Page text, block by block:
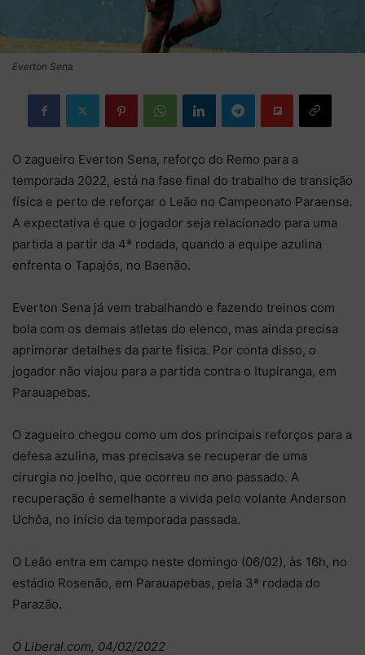
Everton Sena
O zagueiro Everton Sena, reforço do Remo para a
temporada 2022, está na fase final do trabalho de transição
física e perto de reforçar o Leão no Campeonato Paraense.
A expectativa é que o jogador seja relacionado para uma
partida a partir da 4ª rodada, quando a equipe azulina
enfrenta o Tapajós, no Baenão.
Everton Sena já vem trabalhando e fazendo treinos com
bola com os demais atletas do elenco, mas ainda precisa
aprimorar detalhes da parte física. Por conta disso, o
jogador não viajou para a partida contra o Itupiranga, em
Parauapebas.
O zagueiro chegou como um dos principais reforços para a
defesa azulina, mas precisava se recuperar de uma
cirurgia no joelho, que ocorreu no ano passado. A
recuperação é semelhante a vivida pelo volante Anderson
Uchôa, no início da temporada passada.
O Leão entra em campo neste domingo (06/02), às 16h, no
estádio Rosenão, em Parauapebas, pela 3ª rodada do
Parazão.
O Liberal.com, 04/02/2022